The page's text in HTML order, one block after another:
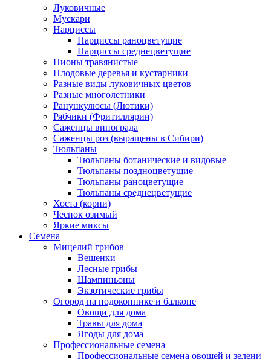
Луковичные
Мускари
Нарциссы
Нарциссы раноцветущие
Нарциссы среднецветущие
Пионы травянистые
Плодовые деревья и кустарники
Разные виды луковичных цветов
Разные многолетники
Ранункулюсы (Лютики)
Рябчики (Фритиллярии)
Саженцы винограда
Саженцы роз (выращены в Сибири)
Тюльпаны
Тюльпаны ботанические и видовые
Тюльпаны поздноцветущие
Тюльпаны раноцветущие
Тюльпаны среднецветущие
Хоста (корни)
Чеснок озимый
Яркие миксы
Семена
Мицелий грибов
Вешенки
Лесные грибы
Шампиньоны
Экзотические грибы
Огород на подоконнике и балконе
Овощи для дома
Травы для дома
Ягоды для дома
Профессиональные семена
Профессиональные семена овощей и зелени